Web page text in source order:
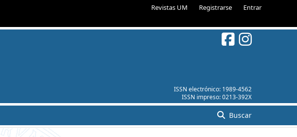
Revistas UM Registrarse Entrar
ISSN electrónico: 1989-4562
ISSN impreso:0213-392X
Buscar